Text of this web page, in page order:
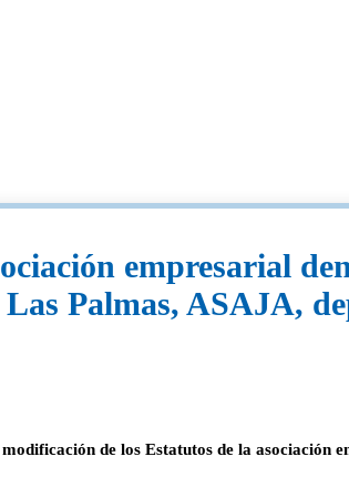
empresarial
Palmas, ASAJA,
de los Estatutos de la